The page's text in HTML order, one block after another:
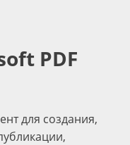
PDF
для создания,